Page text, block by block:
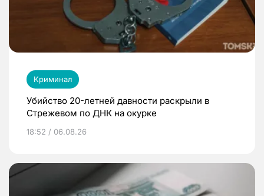
Криминал
Убийство 20-летней давности раскрыли в
Стрежевом по ДНК на окурке
18:52 / 06.08.26